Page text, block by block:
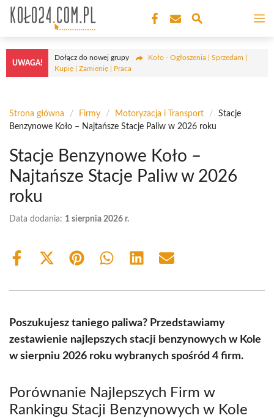
Przejdź
treści
UWAGA!
Dołącz do nowej grupy
Koło - Ogłoszenia | Sprzedam |
Kupię | Zamienię | Praca
Strona główna / Firmy / Motoryzacja i Transport /
Stacje
Benzynowe Koło – Najtańsze Stacje Paliw w 2026 roku
Stacje Benzynowe Koło –
Najtańsze Stacje Paliw w 2026
roku
Data dodania: 1 sierpnia 2026 r.
Share
Share
(Twitter)
Share Share Share Share
Poszukujesz taniego paliwa? Przedstawiamy
zestawienie najlepszych stacji benzynowych w Kole
w sierpniu 2026 roku wybranych spośród 4 firm.
Porównanie Najlepszych Firm w
Rankingu Stacji Benzynowych w Kole